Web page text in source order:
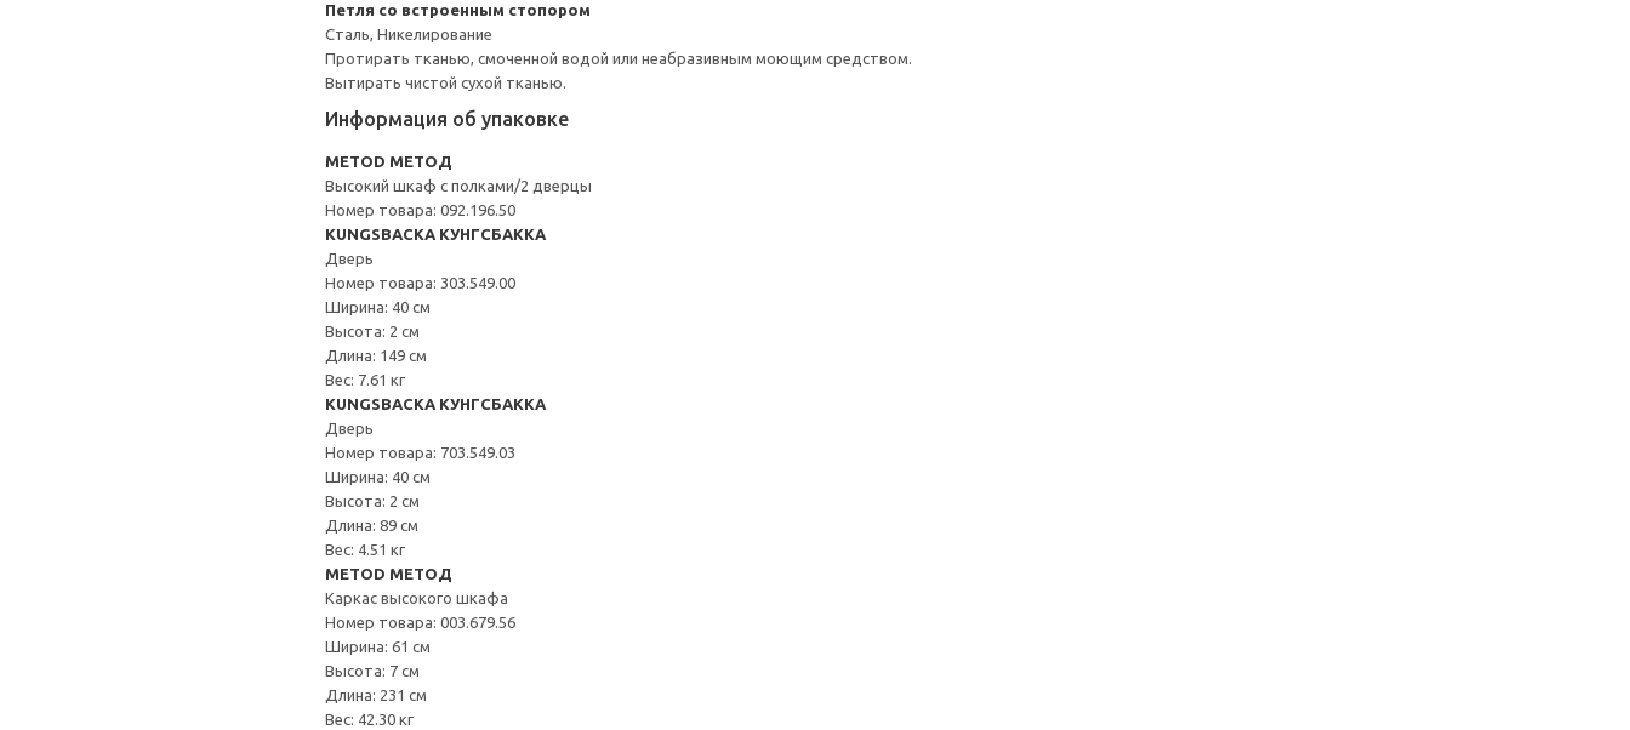
Петля со встроенным стопором
Сталь, Никелирование
Протирать тканью, смоченной водой или неабразивным моющим средством.
Вытирать чистой сухой тканью.
Информация об упаковке
METOD МЕТОД
Высокий шкаф с полками/2 дверцы
Номер товара: 092.196.50
KUNGSBACKA КУНГСБАККА
Дверь
Номер товара: 303.549.00
Ширина: 40 см
Высота: 2 см
Длина: 149 см
Вес: 7.61 кг
KUNGSBACKA КУНГСБАККА
Дверь
Номер товара: 703.549.03
Ширина: 40 см
Высота: 2 см
Длина: 89 см
Вес: 4.51 кг
METOD МЕТОД
Каркас высокого шкафа
Номер товара: 003.679.56
Ширина: 61 см
Высота: 7 см
Длина: 231 см
Вес: 42.30 кг